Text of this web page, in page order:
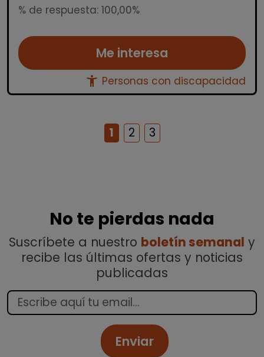
% de respuesta: 100,00%
Me interesa
accessibility_new Personas con discapacidad
1 2 3
No te pierdas nada
Suscríbete a nuestro boletín semanal y
recibe las últimas ofertas y noticias
publicadas
Enviar